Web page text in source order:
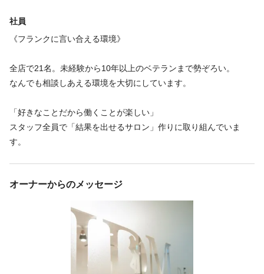
することができます。
筋膜リリースセラピスト ボディメイキングインストラクターな
取得費用、年会員費用などは全て会社が負担。
働きながらスキルアップのための資格も取ることができます。
交通費支給
・上限額
福利厚生の詳細
▹昇格・昇給随時
▹制服貸与
▹無料研修制度
▹条件を満たしたら社会保険に加入できます
▹業績給あり
経験者歓迎 駅近
社員
《フランクに言い合える環境》
全店で21名。未経験から10年以上のベテランまで勢ぞろい。
なんでも相談しあえる環境を大切にしています。
「好きなことだから働くことが楽しい」
スタッフ全員で「結果を出せるサロン」作りに取り組んでいま
す。
オーナーからのメッセージ